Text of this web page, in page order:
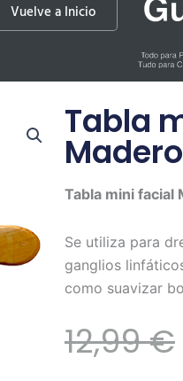
Vuelve a Inicio
Tabla
Tabla mini facial
Se utiliza para
ganglios
como suavizar
12,99€